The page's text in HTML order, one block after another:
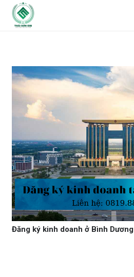
Đăng ký kinh doanh ở Bình Dương